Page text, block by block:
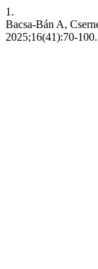
1.
Bacsa-Bán A,
2025;16(41):70-